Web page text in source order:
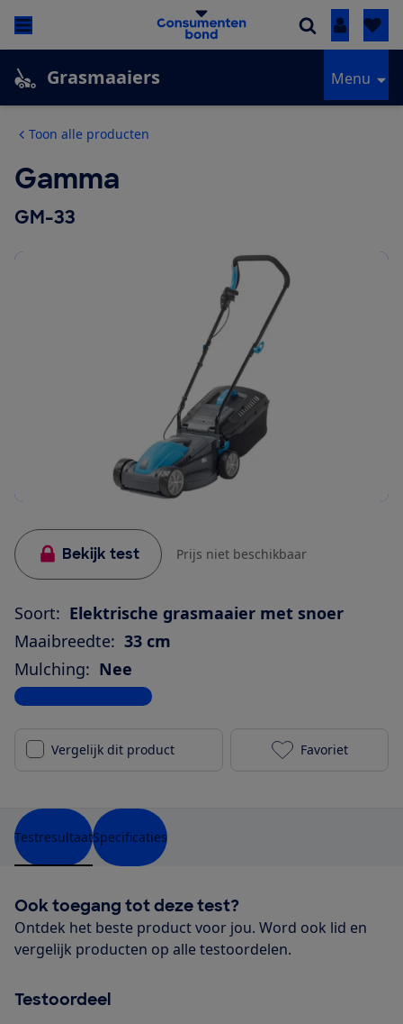
Inloggen
Grasmaaiers Menu
Toon alle producten
Gamma
GM-33
Bekijk test Prijs niet beschikbaar
Soort: Elektrische grasmaaier met snoer
Maaibreedte: 33 cm
Mulching: Nee
Bekijk alle specificaties
Vergelijk dit product Gamma GM-
Favoriet
TestresultaatSpecificaties
Ook toegang tot deze test?
Ontdek het beste product voor jou. Word ook lid en
vergelijk producten op alle testoordelen.
Testoordeel